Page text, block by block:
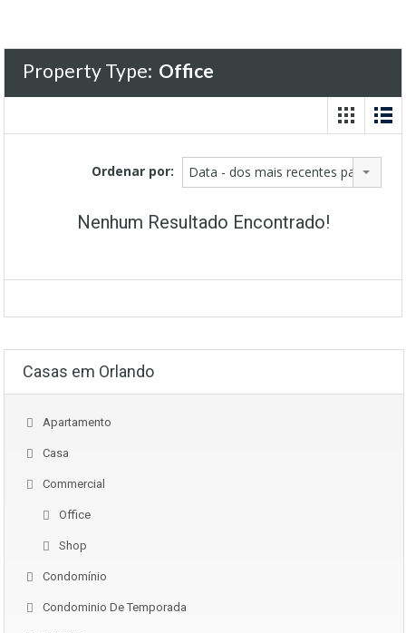
Property Type: Office
Ordenar por: Data - dos mais recentes para os
Nenhum Resultado Encontrado!
Casas em Orlando
Apartamento
Casa
Commercial
Office
Shop
Condomínio
Condominio De Temporada